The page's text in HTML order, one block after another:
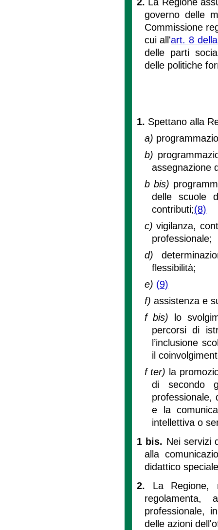
governo delle
Commissione
cui all'art. 8
delle parti
delle politiche
1. Spettano alla
a)
b)
assegnazione
b bis)
delle scuole
contributi;(8)
c)vigilanza,
professionale;
d)
flessibilità;
e) (9)
f) assistenza e
f bis)
lo
percorsi di
l’inclusione
il
f ter) la
di secondo
professionale,
e la
intellettiva o
1 bis. Nei servizi
alla
didattico
2. La Regione,
professionale,
delle azioni